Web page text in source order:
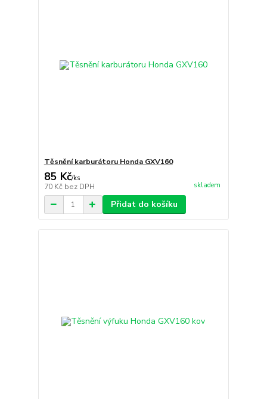
Těsnění karburátoru Honda GXV160
85 Kč/ks
70 Kč bez DPH skladem
Přidat do košíku